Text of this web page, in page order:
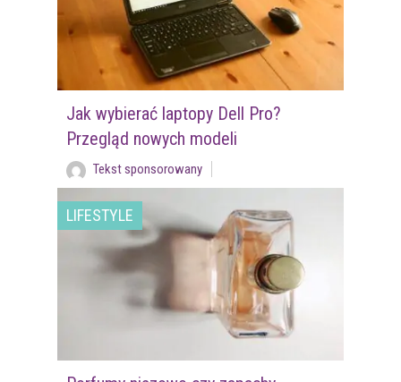
Jak wybierać laptopy Dell Pro?
Przegląd nowych modeli
Tekst sponsorowany
LIFESTYLE